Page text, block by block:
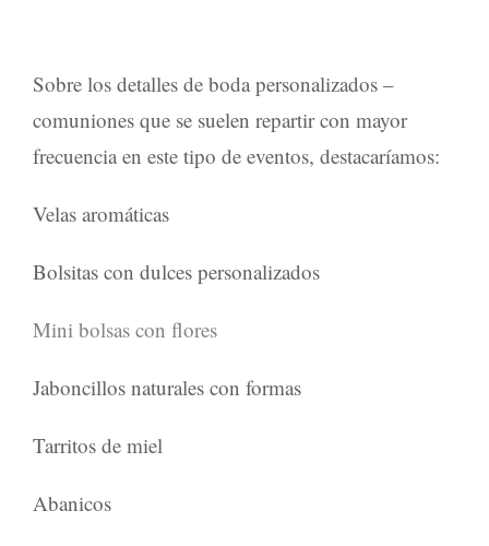
Sobre los detalles de boda personalizados –
comuniones que se suelen repartir con mayor
frecuencia en este tipo de eventos, destacaríamos:
Velas aromáticas
Bolsitas con dulces personalizados
Mini bolsas con flores
Jaboncillos naturales con formas
Tarritos de miel
Abanicos